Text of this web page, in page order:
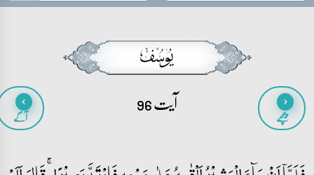
پیچھے آیت 96 آگے